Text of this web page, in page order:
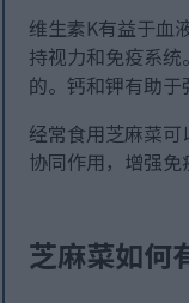
维生素K有益于血
持视力和免疫系
的。钙和钾有助于
经常食用芝麻菜
协同作用，增强免
芝麻菜如何